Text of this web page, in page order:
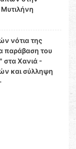
νότια της
παράβαση του
στα Χανιά -
και σύλληψη